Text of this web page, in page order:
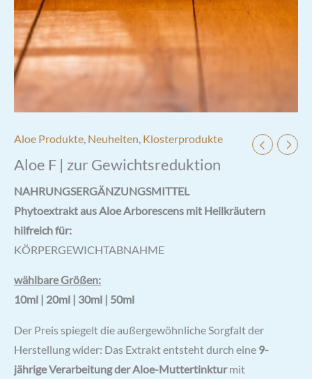
Aloe Produkte, Neuheiten, Klosterprodukte
Aloe F | zur Gewichtsreduktion
NAHRUNGSERGÄNZUNGSMITTEL
Phytoextrakt aus Aloe Arborescens mit Heilkräutern
hilfreich für:
KÖRPERGEWICHTABNAHME
wählbare Größen:
10ml | 20ml | 30ml | 50ml
Der Preis spiegelt die außergewöhnliche Sorgfalt der
Herstellung wider: Das Extrakt entsteht durch eine 9-
jährige Verarbeitung der Aloe-Muttertinkturmit